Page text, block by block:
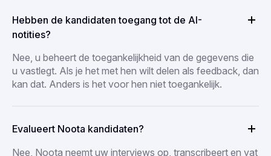
Hebben de kandidaten toegang tot de AI-
notities?
Nee, u beheert de toegankelijkheid van de gegevens die
u vastlegt. Als je het met hen wilt delen als feedback, dan
kan dat. Anders is het voor hen niet toegankelijk.
Evalueert Noota kandidaten?
Nee, Noota neemt uw interviews op, transcribeert en vat